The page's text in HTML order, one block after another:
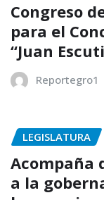
Congreso
para el
“Juan
Reportegro1
LEGISLATURA
Acompaña
a la